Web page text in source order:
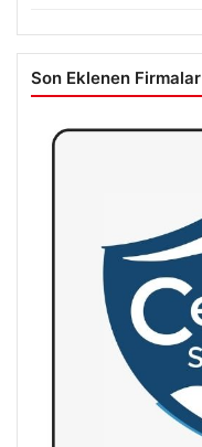
Son Eklenen Firmalar